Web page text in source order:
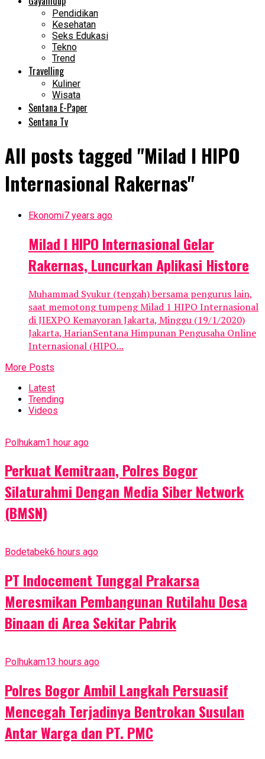
Pendidikan
Kesehatan
Seks Edukasi
Tekno
Trend
Travelling
Kuliner
Wisata
Sentana E-Paper
Sentana Tv
All posts tagged "Milad I HIPO
Internasional Rakernas"
Ekonomi7 years ago
Milad I HIPO Internasional Gelar
Rakernas, Luncurkan Aplikasi Histore
Muhammad Syukur (tengah) bersama pengurus lain,
saat memotong tumpeng Milad 1 HIPO Internasional
di JIEXPO Kemayoran Jakarta, Minggu (19/1/2020)
Jakarta, HarianSentana Himpunan Pengusaha Online
Internasional (HIPO...
More Posts
Latest
Trending
Videos
Polhukam1 hour ago
Perkuat Kemitraan, Polres Bogor
Silaturahmi Dengan Media Siber Network
(BMSN)
Bodetabek6 hours ago
PT Indocement Tunggal Prakarsa
Meresmikan Pembangunan Rutilahu Desa
Binaan di Area Sekitar Pabrik
Polhukam13 hours ago
Polres Bogor Ambil Langkah Persuasif
Mencegah Terjadinya Bentrokan Susulan
Antar Warga dan PT. PMC